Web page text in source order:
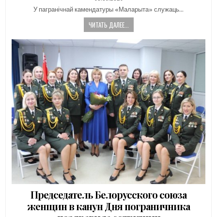
DATE:
У пагранічнай камендатуры «Маларыта» служаць…
ЧИТАТЬ ДАЛЕЕ...
Председатель Белорусского союза
женщин в канун Дня пограничника